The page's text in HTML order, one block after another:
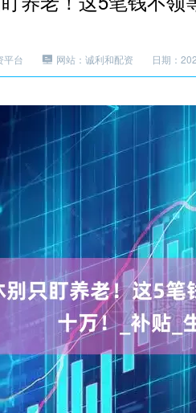
平台 网站：诚利和配资 日期：